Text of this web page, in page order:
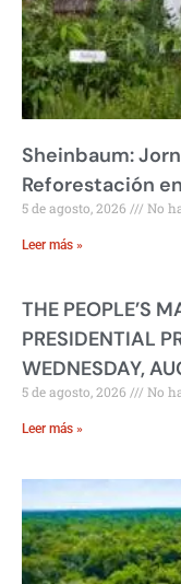
Sheinbaum:
Reforestación
5 de agosto, 2026 No
Leer más »
THE PEOPLE’S
PRESIDENTIAL
WEDNESDAY,
5 de agosto, 2026 No
Leer más »